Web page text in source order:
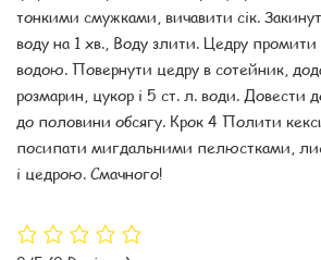
тонкими смужками, вичавити сік.
воду на 1 хв., Воду злити. Цедру
водою. Повернути цедру в сотейник,
розмарин, цукор і 5 ст. л. води. Довести
до половини обсягу. Крок 4 Полити
посипати мигдальними пелюстками,
і цедрою. Смачного!